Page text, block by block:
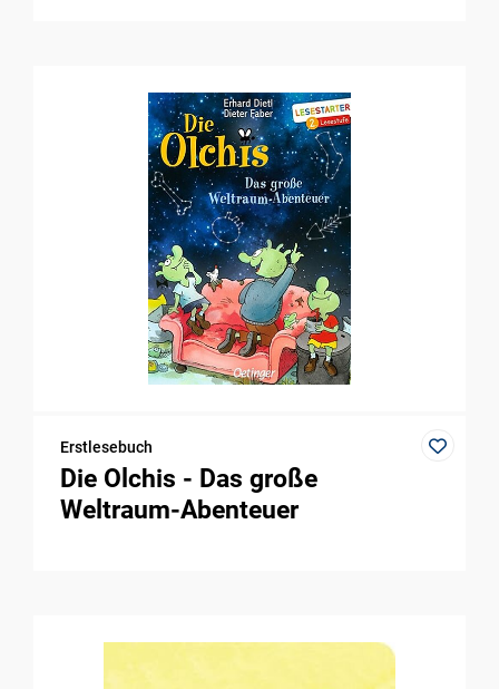
Erstlesebuch
Die Olchis - Das große
Weltraum-Abenteuer